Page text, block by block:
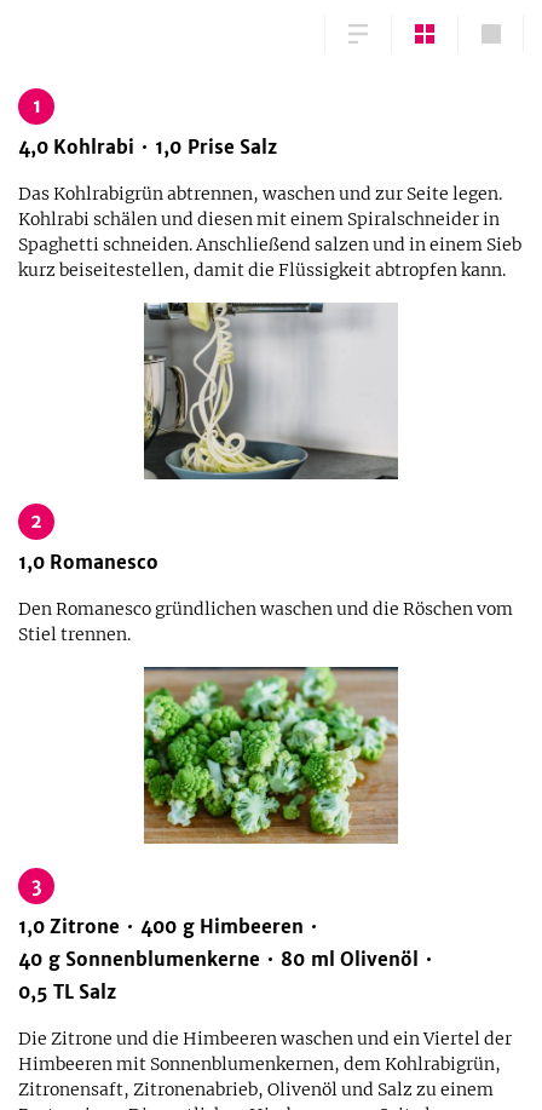
1
4,0 Kohlrabi 1,0 Prise Salz
Das Kohlrabigrün abtrennen, waschen und zur Seite legen.
Kohlrabi schälen und diesen mit einem Spiralschneider in
Spaghetti schneiden. Anschließend salzen und in einem Sieb
kurz beiseitestellen, damit die Flüssigkeit abtropfen kann.
2
1,0 Romanesco
Den Romanesco gründlichen waschen und die Röschen vom
Stiel trennen.
3
1,0 Zitrone 400 g Himbeeren
40 g Sonnenblumenkerne 80 ml Olivenöl
0,5 TL Salz
Die Zitrone und die Himbeeren waschen und ein Viertel der
Himbeeren mit Sonnenblumenkernen, dem Kohlrabigrün,
Zitronensaft, Zitronenabrieb, Olivenöl und Salz zu einem